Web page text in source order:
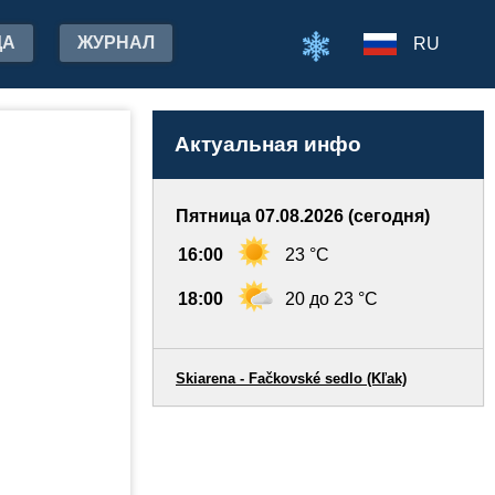
ЖУРНАЛ RU
Актуальная инфо
Пятница 07.08.2026 (сегодня)
16:00 23 °C
18:00 20 до 23 °C
Skiarena - Fačkovské sedlo (Kľak)